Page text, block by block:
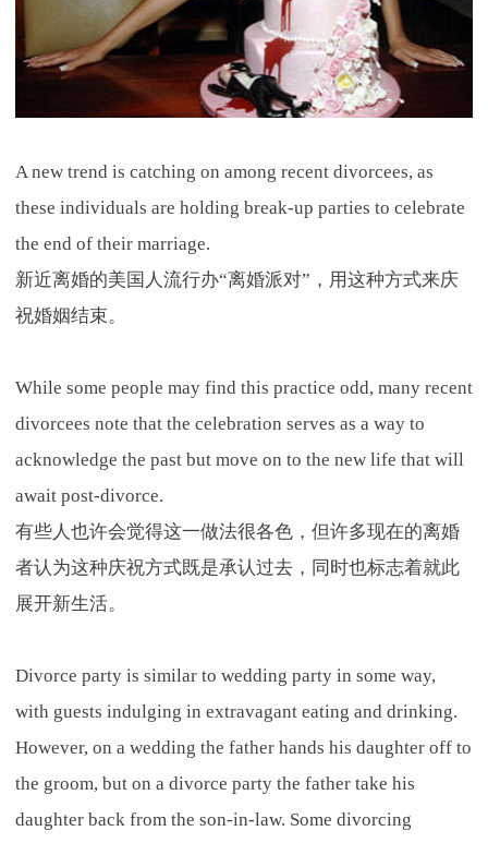
A new trend is catching on among recent divorcees, as
these individuals are holding break-up parties to celebrate
the end of their marriage.
新近离婚的美国人流行办“离婚派对”，用这种方式来庆
祝婚姻结束。
While some people may find this practice odd, many recent
divorcees note that the celebration serves as a way to
acknowledge the past but move on to the new life that will
await post-divorce.
有些人也许会觉得这一做法很各色，但许多现在的离婚
者认为这种庆祝方式既是承认过去，同时也标志着就此
展开新生活。
Divorce party is similar to wedding party in some way,
with guests indulging in extravagant eating and drinking.
However, on a wedding the father hands his daughter off to
the groom, but on a divorce party the father take his
daughter back from the son-in-law. Some divorcing